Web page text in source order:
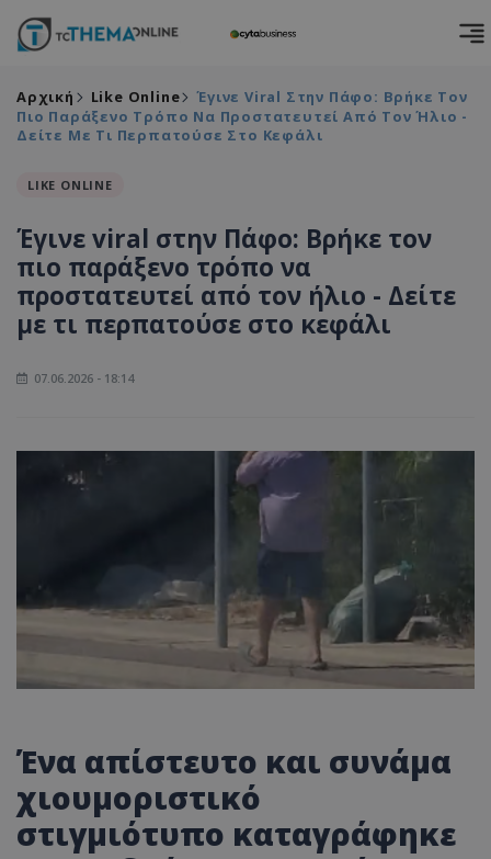
Αρχική Like Online
Έγινε Viral Στην Πάφο: Βρήκε Τον
Πιο Παράξενο Τρόπο Να Προστατευτεί Από Τον Ήλιο -
Δείτε Με Τι Περπατούσε Στο Κεφάλι
LIKE ONLINE
Έγινε viral στην Πάφο: Βρήκε τον
πιο παράξενο τρόπο να
προστατευτεί από τον ήλιο - Δείτε
με τι περπατούσε στο κεφάλι
07.06.2026 - 18:14
Ένα απίστευτο και συνάμα
χιουμοριστικό
στιγμιότυπο καταγράφηκε